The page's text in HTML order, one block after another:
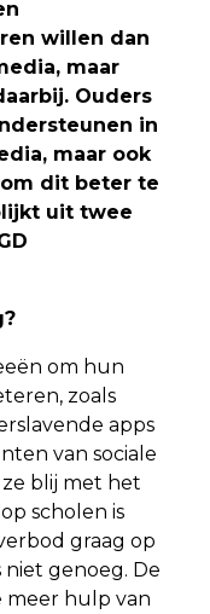
willen dan
maar
Ouders
in
maar ook
dit beter te
uit twee
om hun
zoals
apps
van sociale
blij met het
scholen is
graag op
niet genoeg. De
meer hulp van